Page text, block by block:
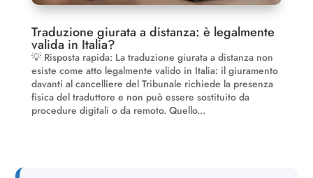
Traduzione giurata a distanza: è legalmente
valida in Italia?
💡 Risposta rapida: La traduzione giurata a distanza non
esiste come atto legalmente valido in Italia: il giuramento
davanti al cancelliere del Tribunale richiede la presenza
fisica del traduttore e non può essere sostituito da
procedure digitali o da remoto. Quello...